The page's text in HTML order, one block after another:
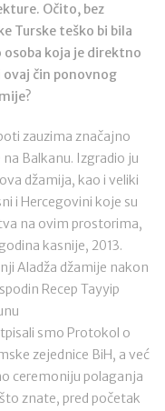
Očito, bez
Turske teško bi bila
osoba koja je direktno
čin ponovnog
zauzima značajno
Balkanu. Izgradio ju
džamija, kao i veliki
i Hercegovini koje su
na ovim prostorima,
kasnije, 2013.
Aladža džamije nakon
Recep Tayyip
smo Protokol o
zejednice BiH, a već
ceremoniju polaganja
znate, pred početak